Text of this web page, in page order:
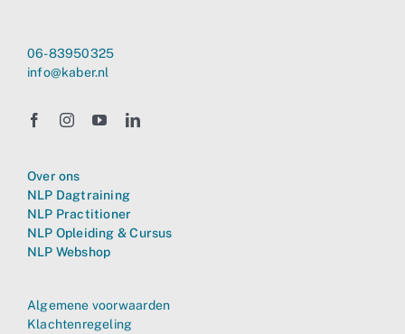
06-83950325
info@kaber.nl
Over ons
NLP Dagtraining
NLP Practitioner
NLP Opleiding & Cursus
NLP Webshop
Algemene voorwaarden
Klachtenregeling